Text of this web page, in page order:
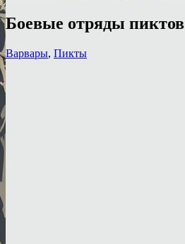
Боевые отряды пиктов
Варвары, Пикты